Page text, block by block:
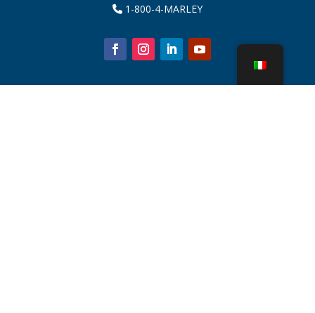
1-800-4-MARLEY